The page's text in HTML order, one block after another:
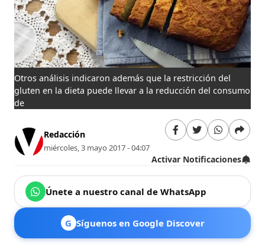
Otros análisis indicaron además que la restricción del
gluten en la dieta puede llevar a la reducción del consumo
de
Redacción
miércoles, 3 mayo 2017 - 04:07
Activar Notificaciones
Únete a nuestro canal de WhatsApp
G Síguenos en Google Discover